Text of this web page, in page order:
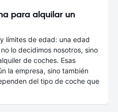
para alquilar un
límites de edad: una edad
lo decidimos nosotros, sino
de coches. Esas
la empresa, sino también
del tipo de coche que